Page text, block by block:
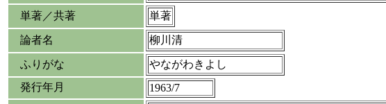
単著／共著
単著
論者名 柳川清
ふりがな
やながわきよし
発行年月
1963/7